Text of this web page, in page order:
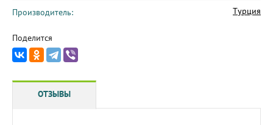
Производитель: Турция
Поделится
ОТЗЫВЫ